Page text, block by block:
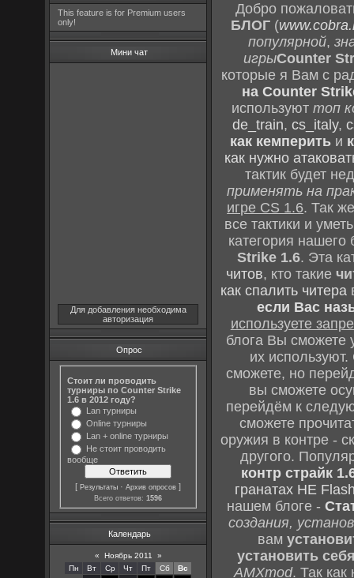
This feature is for Premium users
only!
Мини чат
Для добавления необходима
авторизация
Опрос
Стоит ли проводить
турниры по Counter Strike
1.6 в 2012 году?
Lan турниры
Online турниры
Lan + online турниры
Не стоит проводить
вообще
[Результаты ·Архив опросов ]
Всего ответов:1596
Календарь
« Ноябрь 2011
»
Пн
Вт Ср Чт Пт Сб
Вс
Добро
БЛОГ(
популярной,
игрыCounter
которые я Вам с
на Counter
используют топ
de_train, cs_italy,
как кемперить и
как нужно
тактик будет
применять на
игре CS 1.6. Так
все тактики и
категория нашего
Strike 1.6. Эта
читов, кто такие
как спалить читера
если Вас
используете
блога Вы сможете
их
сможете, но
вы сможете
перейдём к
сможете
оружия в контре -
другого.
контр страйк
гранатах HE
нашем блоге -
создания,
вам
установить
AMXmod. Так как